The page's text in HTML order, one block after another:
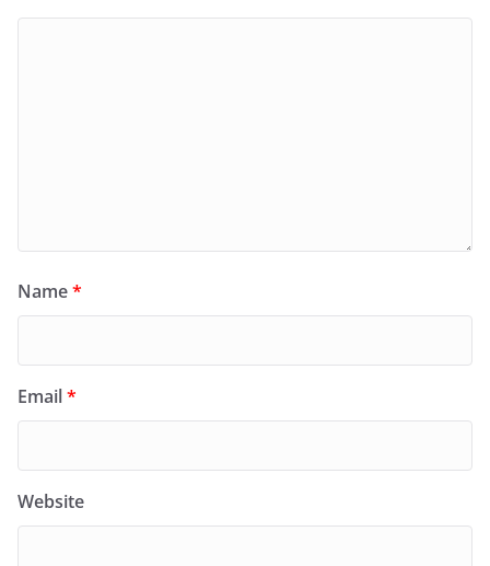
Name*
Email*
Website